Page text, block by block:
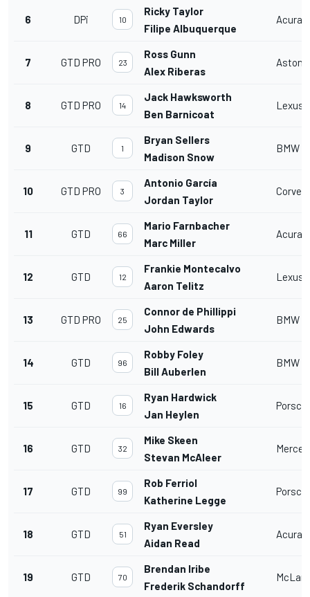
6 DPi 10
Ricky Taylor
Filipe Albuquerque
Acura
7 GTD PRO 23
Ross Gunn
Alex Riberas
Aston
8 GTD PRO 14
Jack Hawksworth
Ben Barnicoat
Lexus
9 GTD 1
Bryan Sellers
Madison Snow
BMW
10 GTD PRO 3
Antonio García
Jordan Taylor
11 GTD 66
Mario Farnbacher
Marc Miller
Acura
12 GTD 12
Frankie Montecalvo
Aaron Telitz
Lexus
13 GTD PRO 25
Connor de Phillippi
John Edwards
BMW
14 GTD 96
Robby Foley
Bill Auberlen
BMW
15 GTD 16
Ryan Hardwick
Jan Heylen
16 GTD 32
Mike Skeen
Stevan McAleer
17 GTD 99
Rob Ferriol
Katherine Legge
18 GTD 51
Ryan Eversley
Aidan Read
Acura
19 GTD 70
Brendan Iribe
Frederik Schandorff